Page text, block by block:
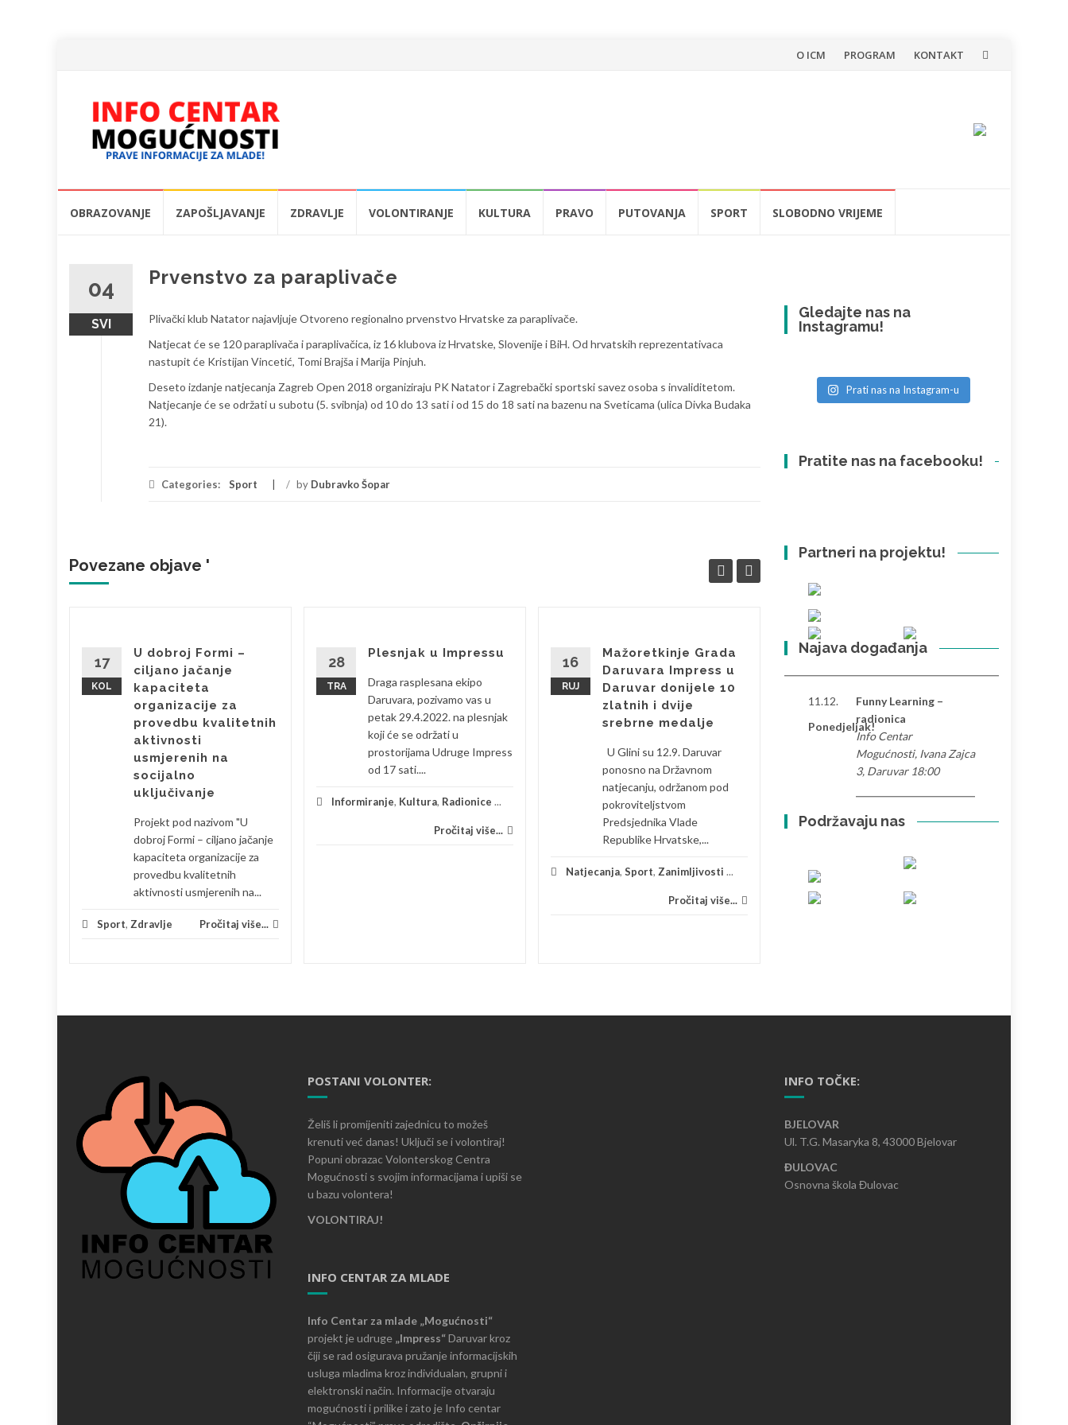
Skip
O ICM PROGRAM KONTAKT
OBRAZOVANJE ZAPOŠLJAVANJE ZDRAVLJE VOLONTIRANJE KULTURA PRAVO PUTOVANJA SPORT SLOBODNO VRIJEME
04
SVI
Prvenstvo za paraplivače
Plivački klub Natator najavljuje Otvoreno regionalno prvenstvo Hrvatske za paraplivače.
Natjecat će se 120 paraplivača i paraplivačica, iz 16 klubova iz Hrvatske, Slovenije i BiH. Od hrvatskih reprezentativaca
nastupit će Kristijan Vincetić, Tomi Brajša i Marija Pinjuh.
Deseto izdanje natjecanja Zagreb Open 2018 organiziraju PK Natator i Zagrebački sportski savez osoba s invaliditetom.
Natjecanje će se održati u subotu (5. svibnja) od 10 do 13 sati i od 15 do 18 sati na bazenu na Sveticama (ulica Divka Budaka
21).
Categories: Sport / by Dubravko Šopar
Povezane objave '
17
KOL
U dobroj Formi –
ciljano jačanje
kapaciteta
organizacije za
provedbu kvalitetnih
aktivnosti
usmjerenih na
socijalno
uključivanje
Projekt pod nazivom "U
dobroj Formi – ciljano jačanje
kapaciteta organizacije za
provedbu kvalitetnih
aktivnosti usmjerenih na...
Sport, Zdravlje Pročitaj više...
28
TRA
Plesnjak u Impressu
Draga rasplesana ekipo
Daruvara, pozivamo vas u
petak 29.4.2022. na plesnjak
koji će se održati u
prostorijama Udruge Impress
od 17 sati....
Informiranje, Kultura, Radionice ...
Pročitaj više...
16
RUJ
Mažoretkinje Grada
Daruvara Impress u
Daruvar donijele 10
zlatnih i dvije
srebrne medalje
U Glini su 12.9. Daruvar
ponosno na Državnom
natjecanju, održanom pod
pokroviteljstvom
Predsjednika Vlade
Republike Hrvatske,...
Natjecanja, Sport, Zanimljivosti ...
Pročitaj više...
09
LIP
Impress
mažoretkinje
osvojile 11 zlata i 3
Mažoretkinje Grada
Daruvara Impress predstavile
su grad Daruvar I Bjelovarsko
– bilogorsku županiju na
Natjecanja,Putovanja Sport...
Gledajte nas na
Instagramu!
Prati nas na Instagram-u
Pratite nas na facebooku!
Partneri na projektu!
Najava događanja
11.12.
Ponedjeljak!
Funny Learning –
radionica
Info Centar
Mogućnosti, Ivana Zajca
3, Daruvar 18:00
Podržavaju nas
POSTANI VOLONTER:
Želiš li promijeniti zajednicu to možeš
krenuti već danas! Uključi se i volontiraj!
Popuni obrazac Volonterskog Centra
Mogućnosti s svojim informacijama i upiši se
u bazu volontera!
VOLONTIRAJ!
INFO CENTAR ZA MLADE
Info Centar za mlade „Mogućnosti“
projekt je udruge „Impress“Daruvar kroz
čiji se rad osigurava pružanje informacijskih
usluga mladima kroz individualan, grupni i
elektronski način. Informacije otvaraju
mogućnosti i prilike i zato je Info centar
INFO TOČKE:
BJELOVAR
Ul. T.G. Masaryka 8, 43000 Bjelovar
ĐULOVAC
Osnovna škola Đulovac